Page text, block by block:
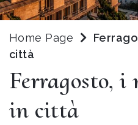
Home Page
città
Ferragosto, i
in città